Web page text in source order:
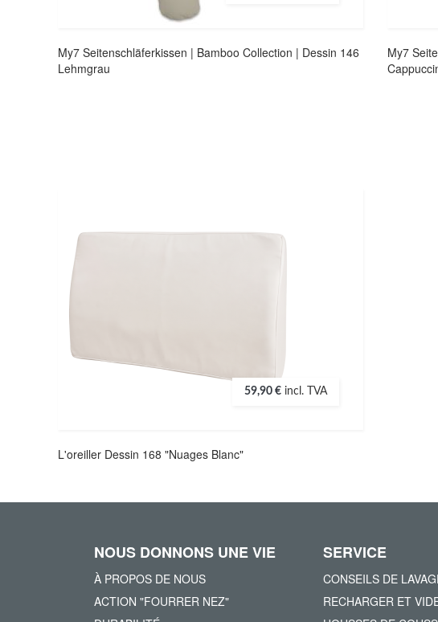
My7 Seitenschläferkissen | Bamboo Collection | Dessin 146
Lehmgrau
My7
59,90 € incl. TVA
L'oreiller Dessin 168 "Nuages Blanc"
NOUS DONNONS UNE VIE
À PROPOS DE NOUS
ACTION "FOURRER NEZ"
SERVICE
CONSEILS DE
RECHARGER ET